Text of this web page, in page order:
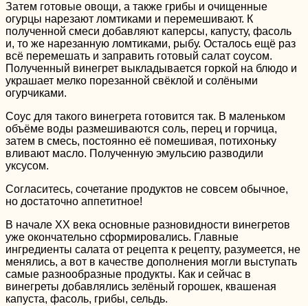
Затем готовые овощи, а также грибы и очищенные
огурцы нарезают ломтиками и перемешивают. К
полученной смеси добавляют каперсы, капусту, фасоль
и, то же нарезанную ломтиками, рыбу. Осталось ещё раз
всё перемешать и заправить готовый салат соусом.
Полученный винегрет выкладывается горкой на блюдо и
украшает мелко порезанной свёклой и солёными
огурчиками.
Соус для такого винегрета готовится так. В маленьком
объёме воды размешиваются соль, перец и горчица,
затем в смесь, постоянно её помешивая, потихоньку
вливают масло. Полученную эмульсию разводили
уксусом.
Согласитесь, сочетание продуктов не совсем обычное,
но достаточно аппетитное!
В начале XX века основные разновидности винегретов
уже окончательно сформировались. Главные
ингредиенты салата от рецепта к рецепту, разумеется, не
менялись, а вот в качестве дополнения могли выступать
самые разнообразные продукты. Как и сейчас в
винегреты добавлялись зелёный горошек, квашеная
капуста, фасоль, грибы, сельдь.